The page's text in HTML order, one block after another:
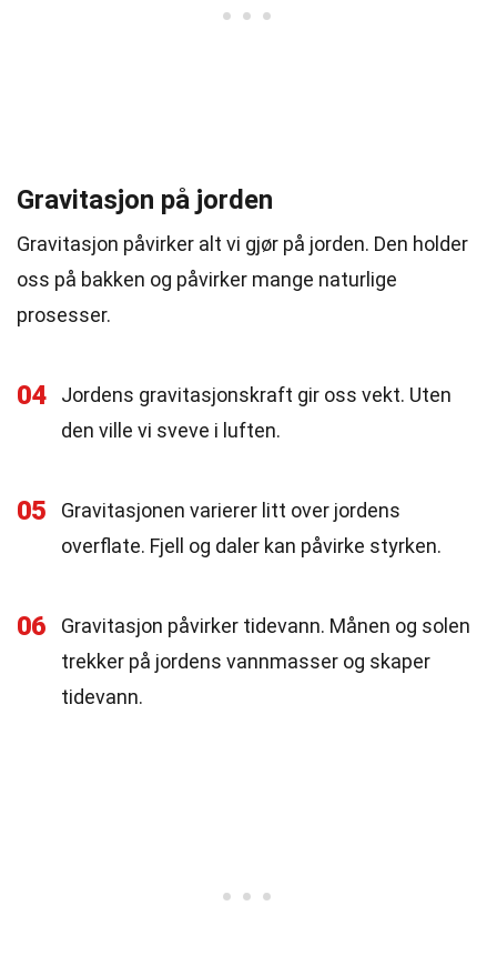
Gravitasjon på jorden
Gravitasjon påvirker alt vi gjør på jorden. Den holder
oss på bakken og påvirker mange naturlige
prosesser.
04
Jordens gravitasjonskraft gir oss vekt. Uten
den ville vi sveve i luften.
05
Gravitasjonen varierer litt over jordens
overflate. Fjell og daler kan påvirke styrken.
06
Gravitasjon påvirker tidevann. Månen og solen
trekker på jordens vannmasser og skaper
tidevann.